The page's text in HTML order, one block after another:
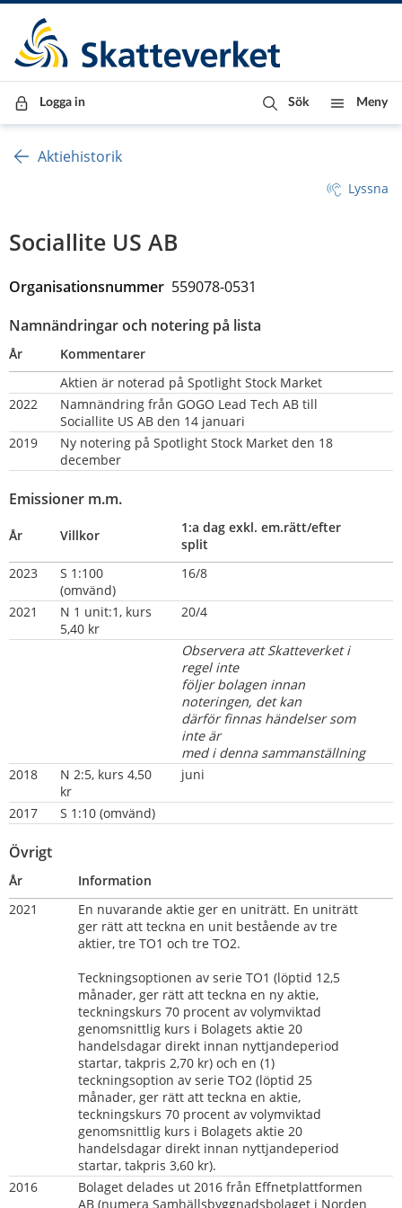
Till innehåll
Till navigationen
Till chattrobot
Logga in Sök Meny
Aktiehistorik
Lyssna
Sociallite US AB
Organisationsnummer 559078-0531
Namnändringar och notering på lista
År
Kommentarer
Aktien är noterad på Spotlight Stock Market
2022
Namnändring från GOGO Lead Tech AB till
Sociallite US AB den 14 januari
2019
Ny notering på Spotlight Stock Market den 18
december
Emissioner m.m.
År Villkor
1:a dag exkl. em.rätt/efter
split
2023
S 1:100
(omvänd)
16/8
2021
N 1 unit:1, kurs
5,40 kr
20/4
Observera att Skatteverket i
regel inte
följer bolagen innan
noteringen, det kan
därför finnas händelser som
inte är
med i denna sammanställning
2018
N 2:5, kurs 4,50
kr
juni
2017 S 1:10 (omvänd)
Övrigt
År
Information
2021
En nuvarande aktie ger en uniträtt. En uniträtt
ger rätt att teckna en unit bestående av tre
aktier, tre TO1 och tre TO2.
Teckningsoptionen av serie TO1 (löptid 12,5
månader, ger rätt att teckna en ny aktie,
teckningskurs 70 procent av volymviktad
genomsnittlig kurs i Bolagets aktie 20
handelsdagar direkt innan nyttjandeperiod
startar, takpris 2,70 kr) och en (1)
teckningsoption av serie TO2 (löptid 25
månader, ger rätt att teckna en aktie,
teckningskurs 70 procent av volymviktad
genomsnittlig kurs i Bolagets aktie 20
handelsdagar direkt innan nyttjandeperiod
startar, takpris 3,60 kr).
2016
Bolaget delades ut 2016 från Effnetplattformen
AB (numera Samhällsbyggnadsbolaget i Norden